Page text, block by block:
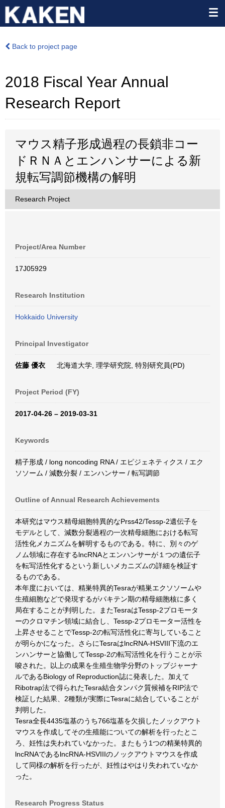
Back to project page
2018 Fiscal Year Annual
Research Report
マウス精子形成過程の長鎖非コー
ドＲＮＡとエンハンサーによる新
規転写調節機構の解明
Research Project
Project/Area Number
17J05929
Research Institution
Hokkaido University
Principal Investigator
佐藤 優衣 北海道大学, 理学研究院, 特別研究員(PD)
Project Period (FY)
2017-04-26 – 2019-03-31
Keywords
精子形成 / long noncoding RNA / エピジェネティクス / エク
ソソーム / 減数分裂 / エンハンサー / 転写調節
Outline of Annual Research Achievements
本研究はマウス精母細胞特異的なPrss42/Tessp-2遺伝子を
モデルとして、減数分裂過程の一次精母細胞における転写
活性化メカニズムを解明するものである。特に、別々のゲ
ノム領域に存在するlncRNAとエンハンサーが１つの遺伝子
を転写活性化するという新しいメカニズムの詳細を検証す
るものである。
本年度においては、精巣特異的Tesraが精巣エクソソームや
生殖細胞などで発現するがパキテン期の精母細胞核に多く
局在することが判明した。またTesraはTessp-2プロモータ
ーのクロマチン領域に結合し、Tessp-2プロモーター活性を
上昇させることでTessp-2の転写活性化に寄与していること
が明らかになった。さらにTesraはlncRNA-HSVIII下流のエ
ンハンサーと協働してTessp-2の転写活性化を行うことが示
唆された。以上の成果を生殖生物学分野のトップジャーナ
ルであるBiology of Reproduction誌に発表した。加えて
Ribotrap法で得られたTesra結合タンパク質候補をRIP法で
検証した結果、2種類が実際にTesraに結合していることが
判明した。
Tesra全長4435塩基のうち766塩基を欠損したノックアウト
マウスを作成してその生殖能についての解析を行ったとこ
ろ、妊性は失われていなかった。またもう1つの精巣特異的
lncRNAであるlncRNA-HSVIIIのノックアウトマウスを作成
して同様の解析を行ったが、妊性はやはり失われていなか
った。
Research Progress Status